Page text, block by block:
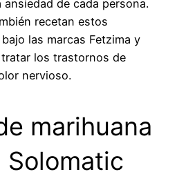
ansiedad de cada persona.
recetan estos
las marcas Fetzima y
los trastornos de
nervioso.
marihuana
Solomatic